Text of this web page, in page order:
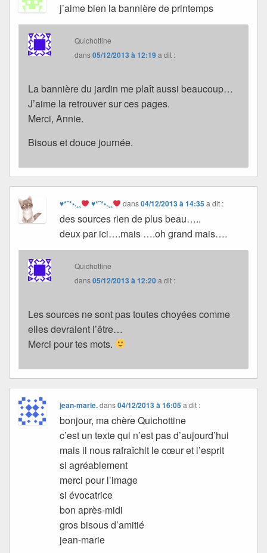
j’aime bien la bannière de printemps
Quichottine
dans05/12/2013 à 12:19a dit :
La bannière du jardin me plaît aussi beaucoup…
J’aime la retrouver sur ces pages.
Merci, Annie.
Bisous et douce journée.
♥*¨*•.¸¸ ♥*¨*•.¸¸ dans04/12/2013 à 14:35a dit :
des sources rien de plus beau…..
deux par ici….mais ….oh grand mais….
Quichottine
dans05/12/2013 à 12:20a dit :
Les sources ne sont pas toutes choyées comme
elles devraient l’être…
Merci pour tes mots.
jean-marie.dans04/12/2013 à 16:05 a dit :
bonjour, ma chère Quichottine
c’est un texte qui n’est pas d’aujourd’hui
mais il nous rafraîchit le cœur et l’esprit
si agréablement
merci pour l’image
si évocatrice
bon après-midi
gros bisous d’amitié
jean-marie